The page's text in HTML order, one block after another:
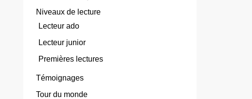
Niveaux de lecture
Lecteur ado
Lecteur junior
Premières lectures
Témoignages
Tour du monde